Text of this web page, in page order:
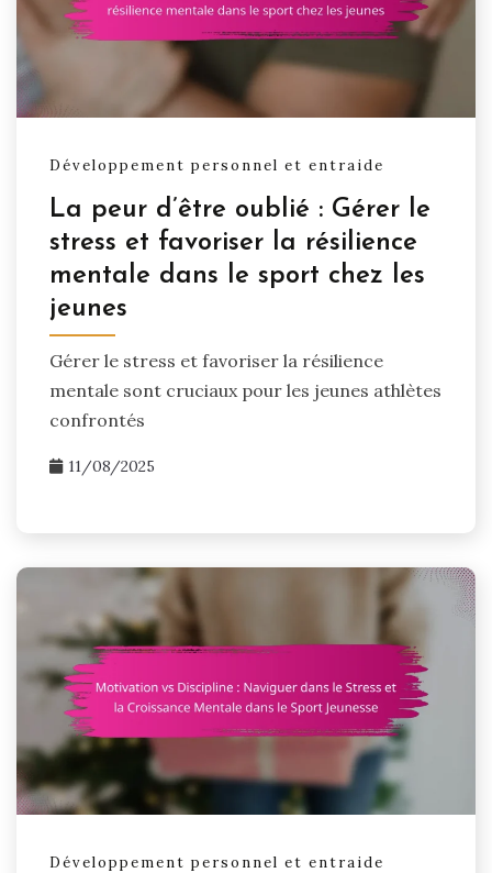
Développement personnel et entraide
La peur d’être oublié : Gérer le
stress et favoriser la résilience
mentale dans le sport chez les
jeunes
Gérer le stress et favoriser la résilience
mentale sont cruciaux pour les jeunes athlètes
confrontés
11/08/2025
Développement personnel et entraide